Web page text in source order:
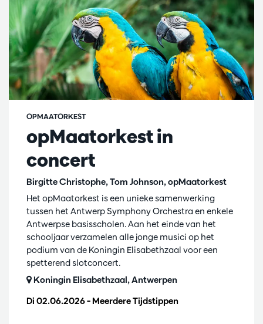
opMaatorkest in
concert
Birgitte Christophe, Tom Johnson, opMaatorkest
OPMAATORKEST
Di 02.06.2026– Meerdere Tijdstippen
Het opMaatorkest is een unieke samenwerking
tussen het Antwerp Symphony Orchestra en enkele
Antwerpse basisscholen. Aan het einde van het
schooljaar verzamelen alle jonge musici op het
podium van de Koningin Elisabethzaal voor een
spetterend slotconcert.
Koningin Elisabethzaal, Antwerpen